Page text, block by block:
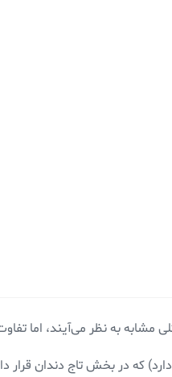
مشابه به نظر می‌آیند، اما
که در بخش تاج دندان قرار